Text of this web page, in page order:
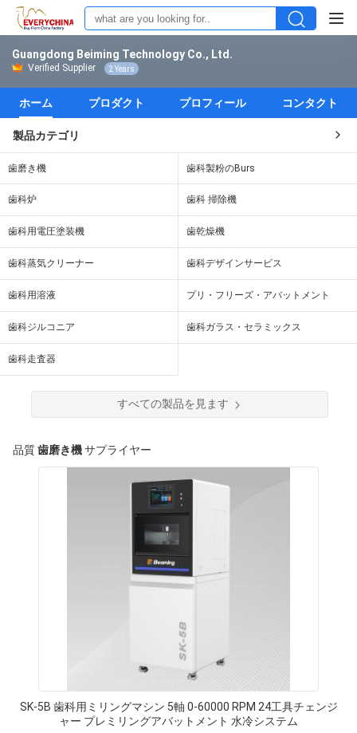
Guangdong Beiming Technology Co., Ltd.
Verified Supplier 2 Years
ホーム プロダクト プロフィール コンタクト
製品カテゴリ
歯磨き機 歯科製粉のBurs
歯科炉 歯科 掃除機
歯科用電圧塗装機 歯乾燥機
歯科蒸気クリーナー 歯科デザインサービス
歯科用溶液 プリ・フリーズ・アバットメント
歯科ジルコニア 歯科ガラス・セラミックス
歯科走査器
すべての製品を見ます
品質歯磨き機サプライヤー
SK-5B 歯科用ミリングマシン 5軸 0-60000 RPM 24工具チェンジ
ャー プレミリングアバットメント 水冷システム